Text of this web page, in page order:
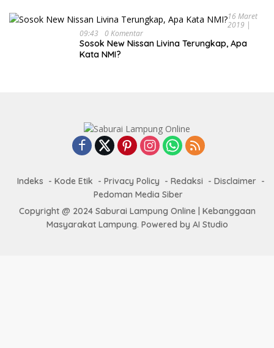
16 Maret
2019 |
09:43
0 Komentar
Sosok New Nissan Livina Terungkap, Apa
Kata NMI?
Indeks Kode Etik Privacy Policy Redaksi
Disclaimer
Pedoman Media Siber
Copyright @ 2024 Saburai Lampung Online | Kebanggaan
Masyarakat Lampung. Powered by AI Studio